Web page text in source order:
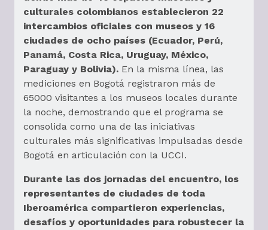
culturales colombianos establecieron 22
intercambios oficiales con museos y 16
ciudades de ocho países (Ecuador, Perú,
Panamá, Costa Rica, Uruguay, México,
Paraguay y Bolivia). En la misma línea, las
mediciones en Bogotá registraron más de
65000 visitantes a los museos locales durante
la noche, demostrando que el programa se
consolida como una de las iniciativas
culturales más significativas impulsadas desde
Bogotá en articulación con la UCCI.
Durante las dos jornadas del encuentro, los
representantes de ciudades de toda
Iberoamérica compartieron experiencias,
desafíos y oportunidades para robustecer la